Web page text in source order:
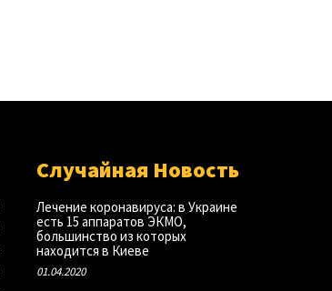
Случайная Новость
Лечение коронавируса: в Украине
есть 15 аппаратов ЭКМО,
большинство из которых
находится в Киеве
01.04.2020